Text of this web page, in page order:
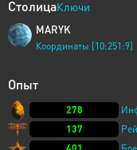
СтолицаКлючи
MARYK
Координаты [10:251:9]
Опыт
278
137